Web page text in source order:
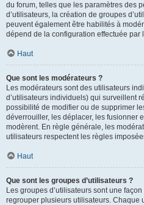
du forum, telles que les paramètres des
d’utilisateurs, la création de groupes
peuvent également être habilités à
dépend de la configuration effectuée par
Haut
Que sont les modérateurs ?
Les modérateurs sont des utilisateurs
d’utilisateurs individuels) qui surveillent
possibilité de modifier ou de supprimer
déverrouiller, les déplacer, les fusionner
modèrent. En règle générale, les
utilisateurs respectent les règles
Haut
Que sont les groupes d’utilisateurs ?
Les groupes d’utilisateurs sont une
regrouper plusieurs utilisateurs. Chaque